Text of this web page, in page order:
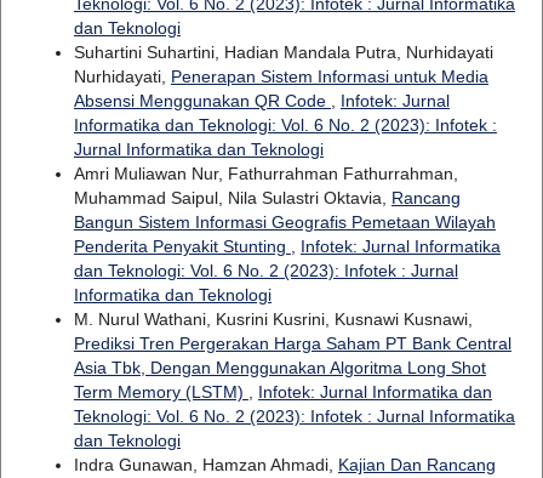
dan Teknologi
Suhartini Suhartini, Hadian Mandala Putra, Nurhidayati
Nurhidayati, Penerapan Sistem Informasi untuk Media
Absensi Menggunakan QR Code
Infotek: Jurnal
Informatika dan Teknologi: Vol. 6 No. 2 (2023): Infotek :
Jurnal Informatika dan Teknologi
Amri Muliawan Nur, Fathurrahman Fathurrahman,
Muhammad Saipul, Nila Sulastri Oktavia, Rancang
Bangun Sistem Informasi Geografis Pemetaan Wilayah
Penderita Penyakit Stunting
Infotek: Jurnal Informatika
dan Teknologi: Vol. 6 No. 2 (2023): Infotek : Jurnal
Informatika dan Teknologi
M. Nurul Wathani, Kusrini Kusrini, Kusnawi Kusnawi,
Prediksi Tren Pergerakan Harga Saham PT Bank Central
Asia Tbk, Dengan Menggunakan Algoritma Long Shot
Term Memory (LSTM)
Infotek: Jurnal Informatika dan
Teknologi: Vol. 6 No. 2 (2023): Infotek : Jurnal Informatika
dan Teknologi
Indra Gunawan, Hamzan Ahmadi, Kajian Dan Rancang